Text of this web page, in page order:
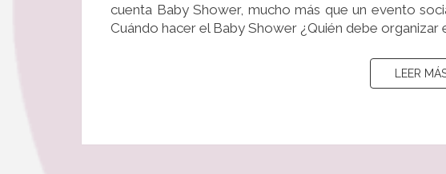
cuenta Baby Shower, mucho más que un evento
Cuándo hacer el Baby Shower ¿Quién debe organizar
LEER